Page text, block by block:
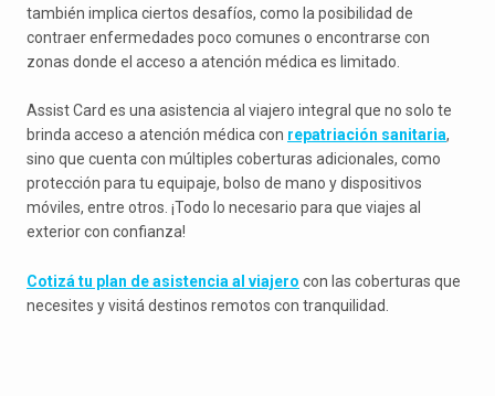
también implica ciertos desafíos, como la posibilidad de
contraer enfermedades poco comunes o encontrarse con
zonas donde el acceso a atención médica es limitado.
Assist Card es una asistencia al viajero integral que no solo te
brinda acceso a atención médica con repatriación sanitaria,
sino que cuenta con múltiples coberturas adicionales, como
protección para tu equipaje, bolso de mano y dispositivos
móviles, entre otros. ¡Todo lo necesario para que viajes al
exterior con confianza!
Cotizá tu plan de asistencia al viajero con las coberturas que
necesites y visitá destinos remotos con tranquilidad.